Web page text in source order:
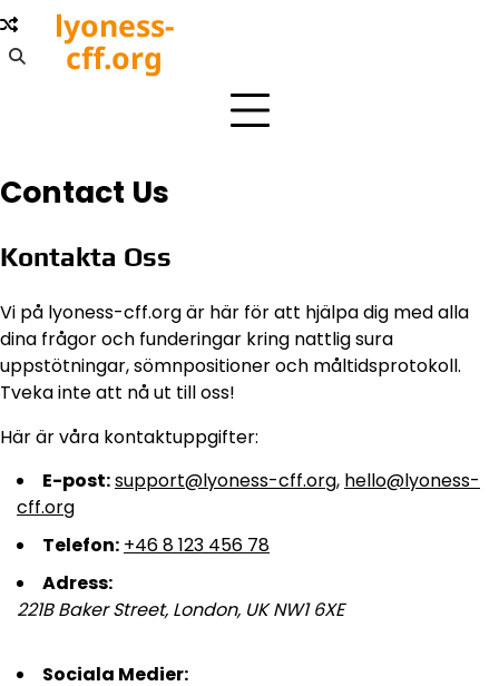
Skip
to
content
lyoness-
cff.org
Contact Us
Kontakta Oss
Vi på lyoness-cff.org är här för att hjälpa dig med alla
dina frågor och funderingar kring nattlig sura
uppstötningar, sömnpositioner och måltidsprotokoll.
Tveka inte att nå ut till oss!
Här är våra kontaktuppgifter:
E-post:support@lyoness-cff.org, hello@lyoness-
cff.org
Telefon: +46 8 123 456 78
Adress:
221B Baker Street, London, UK NW1 6XE
Sociala Medier: